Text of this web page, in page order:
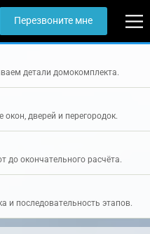
Перезвоните мне
детали домокомплекта.
дверей и перегородок.
до окончательного расчёта.
и последовательность этапов.